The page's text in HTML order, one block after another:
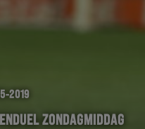
2019
ZONDAGMIDDAG